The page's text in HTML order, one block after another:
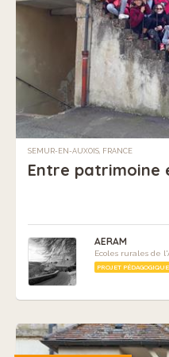
SEMUR-EN-AUXOIS, FRANCE
Entre patrimoine
AERAM
Ecoles rurales de
PROJET PÉDAGOGIQUE